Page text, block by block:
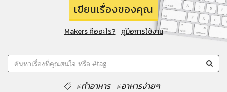
เขียนเรื่องของคุณ
Makers คืออะไร? คู่มือการใช้งาน
#ทำอาหาร #อาหารง่ายๆ